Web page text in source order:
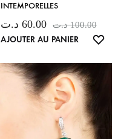
INTEMPORELLES
60.00 د.ت 100.00 د.ت
AJOUTER AU PANIER